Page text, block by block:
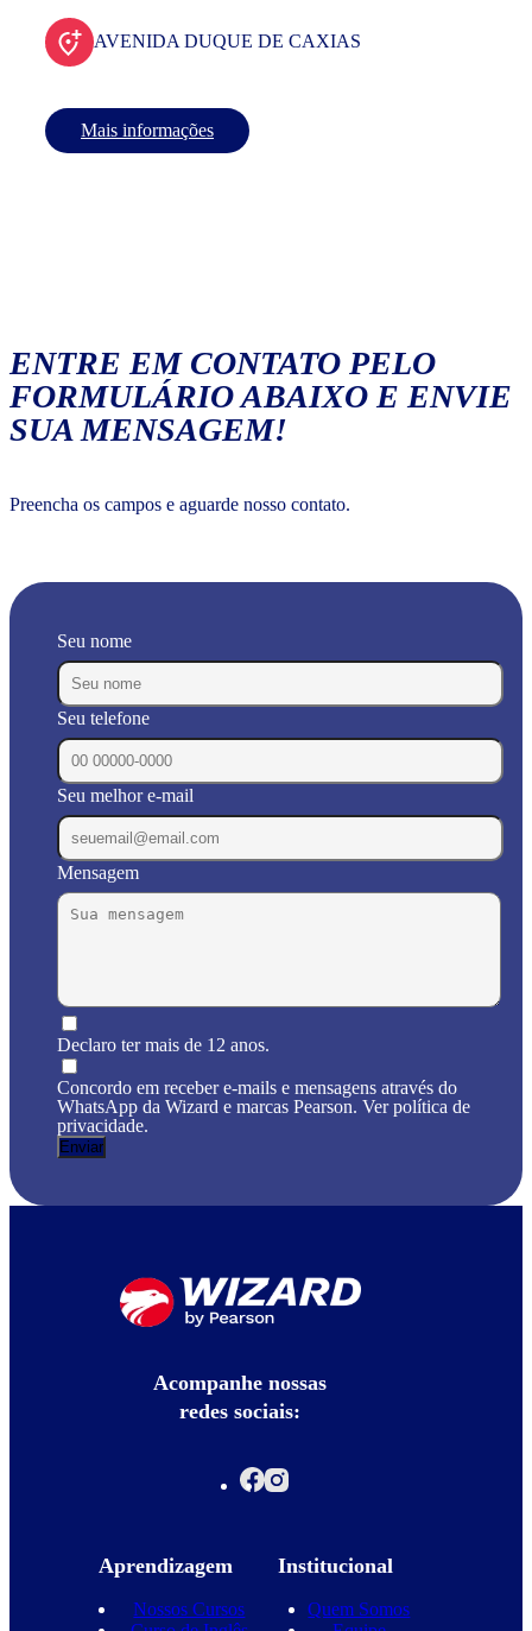
AVENIDA DUQUE DE CAXIAS
Mais informações
ENTRE EM CONTATO PELO
FORMULÁRIO ABAIXO E ENVIE
SUA MENSAGEM!
Preencha os campos e aguarde nosso contato.
Seu nome
Seu telefone
Seu melhor e-mail
Mensagem
Declaro ter mais de 12 anos.
Concordo em receber e-mails e mensagens através do
WhatsApp da Wizard e marcas Pearson. Ver política de
privacidade.
Acompanhe nossas
redes sociais:
Aprendizagem
Nossos Cursos
Institucional
Quem Somos